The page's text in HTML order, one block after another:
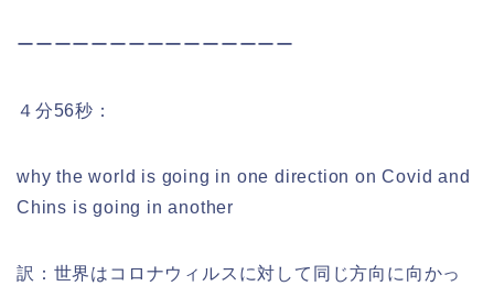
ーーーーーーーーーーーーーーー
４分56秒：
why the world is going in one direction on Covid and
Chins is going in another
訳：世界はコロナウィルスに対して同じ方向に向かっ